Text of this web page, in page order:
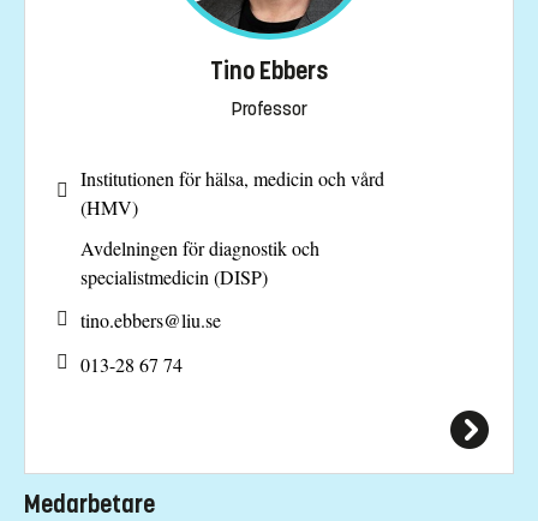
Tino Ebbers
Professor
Institutionen för hälsa, medicin och vård
(HMV)
Avdelningen för diagnostik och
specialistmedicin (DISP)
tino.ebbers@liu.se
013-28 67 74
Medarbetare